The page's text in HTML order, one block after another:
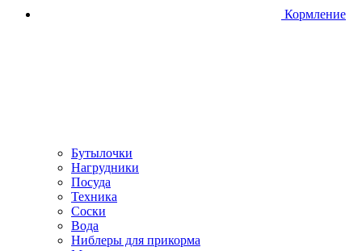
Кормление
Бутылочки
Нагрудники
Посуда
Техника
Соски
Вода
Ниблеры для прикорма